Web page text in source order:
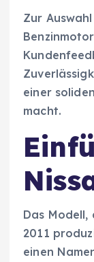
Zur
einer
macht.
Das Modell,
2011
einen